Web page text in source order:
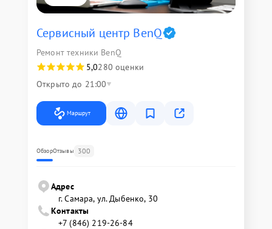
Сервисный центр BenQ
Ремонт техники BenQ
5,0280 оценки
Открыто до 21:00
Маршрут
ОбзорОтзывы 300
Адрес
г. Самара, ул. Дыбенко, 30
Контакты
+7 (846) 219-26-84